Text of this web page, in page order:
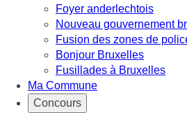
Foyer anderlechtois
Nouveau gouvernement
Fusion des zones de
Bonjour Bruxelles
Fusillades à Bruxelles
Ma Commune
Concours